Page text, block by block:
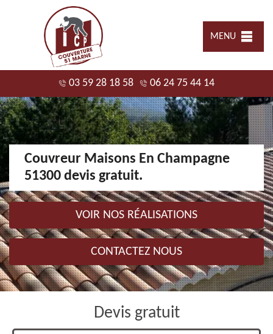
MENU
03 59 28 18 58 06 24 75 44 14
Couvreur Maisons En Champagne
51300 devis gratuit.
VOIR NOS RÉALISATIONS
CONTACTEZ NOUS
Devis gratuit